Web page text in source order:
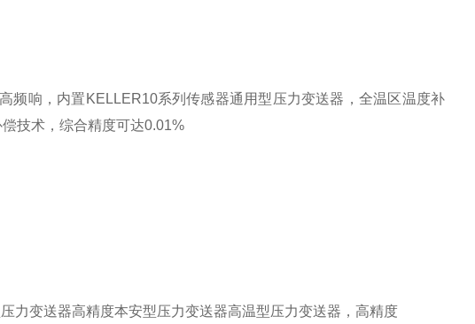
频响，内置KELLER10系列传感器通用型压力变送器，全温区温度补
技术，综合精度可达0.01%
力变送器高精度本安型压力变送器高温型压力变送器，高精度